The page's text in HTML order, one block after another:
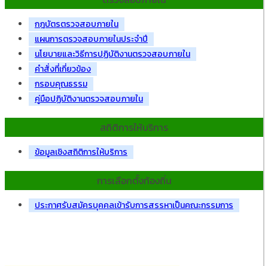
กฎบัตรตรวจสอบภายใน
แผนการตรวจสอบภายในประจำปี
นโยบายและวิธีการปฏิบัติงานตรวจสอบภายใน
คำสั่งที่เกี่ยวข้อง
กรอบคุณธรรม
คู่มือปฏิบัติงานตรวจสอบภายใน
สถิติการให้บริการ
ข้อมูลเชิงสถิติการให้บริการ
การเลือกตั้งท้องถิ่น
ประกาศรับสมัครบุคคลเข้ารับการสรรหาเป็นคณะกรรมการ